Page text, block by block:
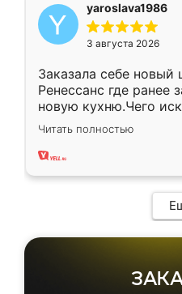
yaroslava1986
3 августа 2026
Заказала себе новый
Ренессанс где ранее
новую кухню.Чего
вполне довольна.
два года, нареканий
Читать полностью